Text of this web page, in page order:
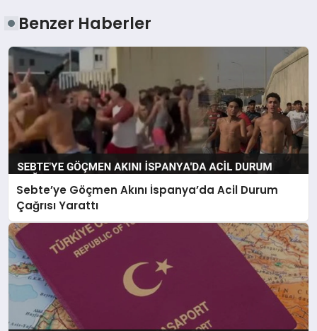
Benzer Haberler
Sebte’ye Göçmen Akını İspanya’da Acil Durum
Çağrısı Yarattı